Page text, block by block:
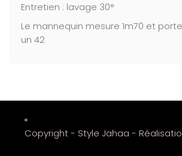
Entretien : lavage 30°
Le mannequin mesure 1m70 et
un 42
Copyright - Style Jahaa -